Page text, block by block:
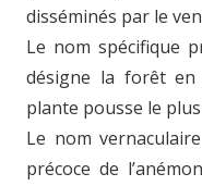
disséminés par le
Le nom spécifique
désigne la forêt en
plante pousse le
Le nom
précoce de